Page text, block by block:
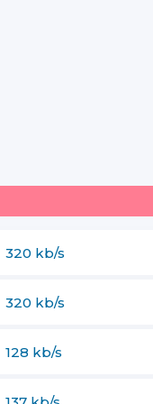
320 kb/s
320 kb/s
128 kb/s